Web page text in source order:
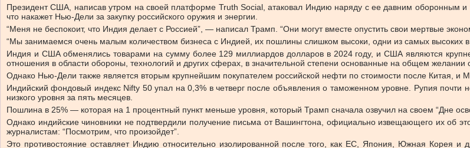
Президент США, написав утром на своей платформе Truth Social, атаковал Индию наряду с ее давним оборонным и
что накажет Нью-Дели за закупку российского оружия и энергии.
“Меня не беспокоит, что Индия делает с Россией”, — написал Трамп. “Они могут вместе опустить свои мертвые
“Мы занимаемся очень малым количеством бизнеса с Индией, их пошлины слишком высоки, одни из самых высоких
Индия и США обменялись товарами на сумму более 129 миллиардов долларов в 2024 году, и США являются
отношения в области обороны, технологий и других сферах, в значительной степени основанные на общем желании
Однако Нью-Дели также является вторым крупнейшим покупателем российской нефти по стоимости после Китая, и
Индийский фондовый индекс Nifty 50 упал на 0,3% в четверг после объявления о таможенном уровне. Рупия почти
низкого уровня за пять месяцев.
Пошлина в 25% — которая на 1 процентный пункт меньше уровня, который Трамп сначала озвучил на своем “Дне
Однако индийские чиновники не подтвердили получение письма от Вашингтона, официально извещающего их об
журналистам: “Посмотрим, что произойдет”.
Это противостояние оставляет Индию относительно изолированной после того, как ЕС, Япония, Южная Корея